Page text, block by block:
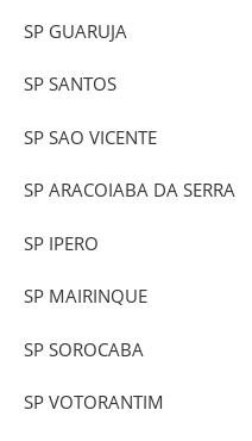
SP GUARUJA
SP SANTOS
SP SAO VICENTE
SP ARACOIABA DA SERRA
SP IPERO
SP MAIRINQUE
SP SOROCABA
SP VOTORANTIM